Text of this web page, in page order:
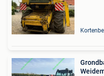
Grondbak Euro